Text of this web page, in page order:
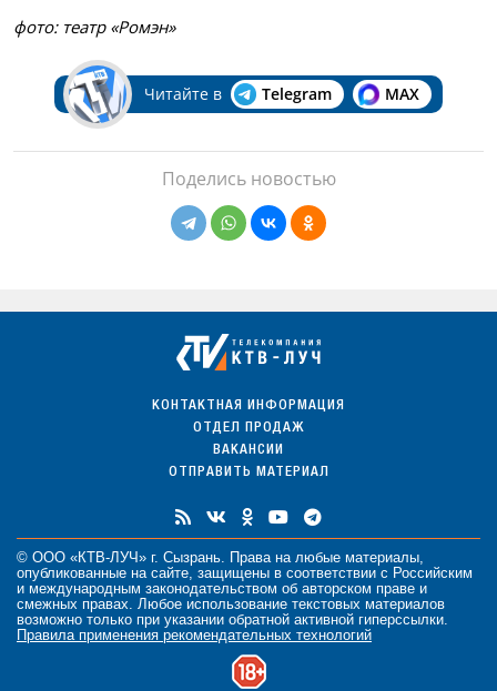
фото: театр «Ромэн»
Читайте в Telegram MAX
Поделись новостью
КОНТАКТНАЯ ИНФОРМАЦИЯ
ОТДЕЛ ПРОДАЖ
ВАКАНСИИ
ОТПРАВИТЬ МАТЕРИАЛ
© ООО «КТВ-ЛУЧ» г. Сызрань. Права на любые материалы
опубликованные на сайте, защищены в соответствии с Российским
и международным законодательством об авторском праве и
смежных правах. Любое использование текстовых материалов
возможно только при указании обратной активной гиперссылки.
Правила применения рекомендательных технологий